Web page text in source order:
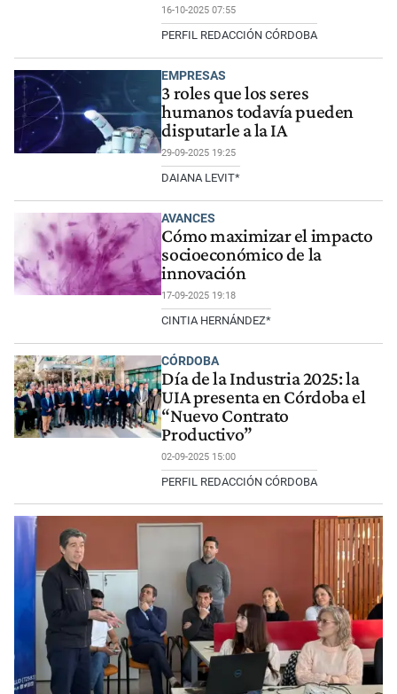
16-10-2025 07:55
PERFIL REDACCIÓN CÓRDOBA
EMPRESAS
3 roles que los seres
humanos todavía pueden
disputarle a la IA
29-09-2025 19:25
DAIANA LEVIT*
AVANCES
Cómo maximizar el impacto
socioeconómico de la
innovación
17-09-2025 19:18
CINTIA HERNÁNDEZ*
CÓRDOBA
Día de la Industria 2025: la
UIA presenta en Córdoba el
“Nuevo Contrato
Productivo”
02-09-2025 15:00
PERFIL REDACCIÓN CÓRDOBA